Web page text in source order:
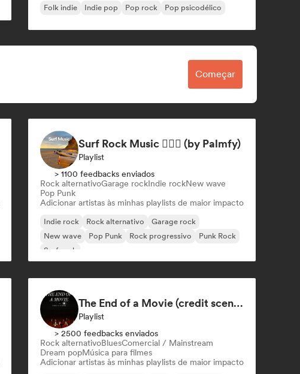
Folk indie
Indie pop Pop rock Pop psicodélico
Começar
Surf Rock Music 🏄🏻‍♂️ (by Palmfy)
Playlist
> 1100 feedbacks enviados
Rock alternativoGarage rockIndie rockNew wave
Pop Punk
Adicionar artistas às minhas playlists de maior impacto
Indie rock Rock alternativo
Garage rock
New wave
Pop Punk Rock progressivo
Punk Rock
Surf rock
The End of a Movie (credit scenes) 🎞️ Cinematic Dream Pop & Bedroom Indie
Playlist
> 2500 feedbacks enviados
Rock alternativoBluesComercial / Mainstream
Dream popMúsica para filmes
Adicionar artistas às minhas playlists de maior impacto